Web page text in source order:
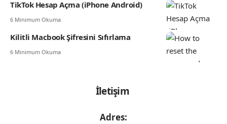
TikTok Hesap Açma (iPhone Android)
6 Minimum Okuma
Kilitli Macbook Şifresini Sıfırlama
6 Minimum Okuma
İletişim
Adres: